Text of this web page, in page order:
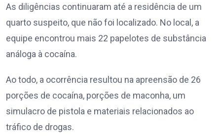
As diligências continuaram até a residência de um
quarto suspeito, que não foi localizado. No local, a
equipe encontrou mais 22 papelotes de substância
análoga à cocaína.
Ao todo, a ocorrência resultou na apreensão de 26
porções de cocaína, porções de maconha, um
simulacro de pistola e materiais relacionados ao
tráfico de drogas.